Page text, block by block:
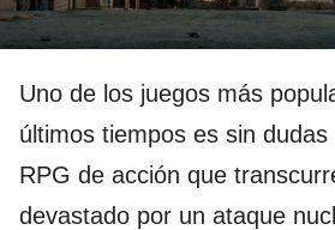
Uno de los juegos más
últimos tiempos es sin dudas
RPG de acción que
devastado por un ataque